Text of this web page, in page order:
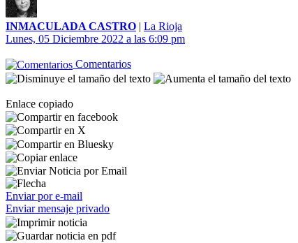
INMACULADA CASTRO | La Rioja
Lunes, 05 Diciembre 2022 a las 6:09 pm
Comentarios
Enlace copiado
Enviar por e-mail
Enviar mensaje privado